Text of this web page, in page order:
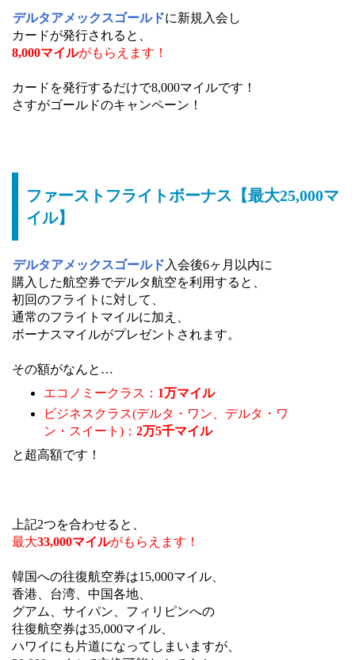
デルタアメックスゴールドに新規入会し
カードが発行されると、
8,000マイルがもらえます！
カードを発行するだけで8,000マイルです！
さすがゴールドのキャンペーン！
ファーストフライトボーナス【最大25,000マ
イル】
デルタアメックスゴールド 入会後6ヶ月以内に
購入した航空券でデルタ航空を利用すると、
初回のフライトに対して、
通常のフライトマイルに加え、
ボーナスマイルがプレゼントされます。
その額がなんと…
エコノミークラス： 1万マイル
ビジネスクラス(デルタ・ワン、デルタ・ワ
ン・スイート)： 2万5千マイル
と超高額です！
上記2つを合わせると、
最大33,000マイルがもらえます！
韓国への往復航空券は15,000マイル、
香港、台湾、中国各地、
グアム、サイパン、フィリピンへの
往復航空券は35,000マイル、
ハワイにも片道になってしまいますが、